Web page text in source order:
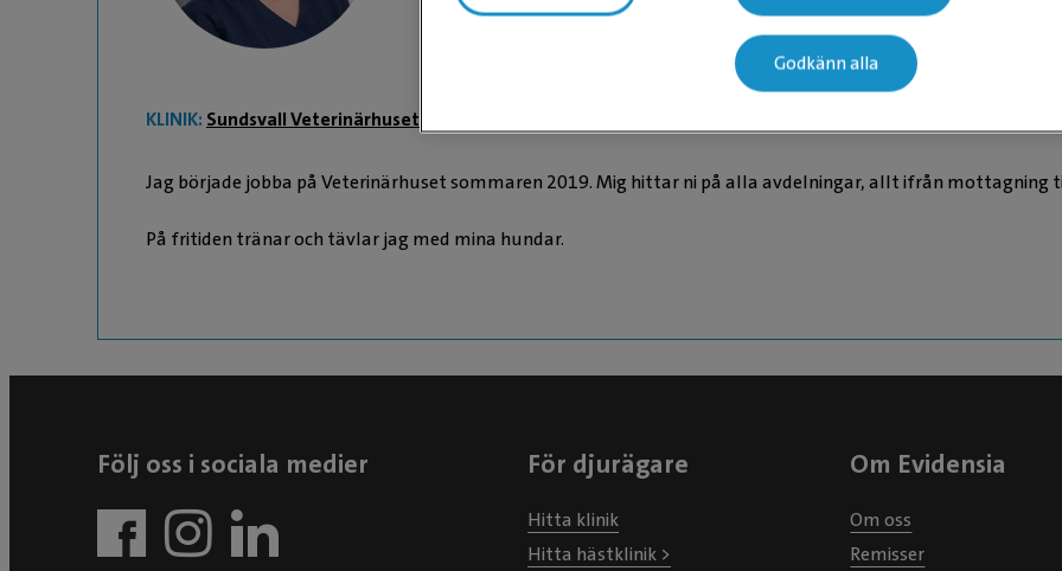
KLINIK: Sundsvall Veterinärhuset
Jag började jobba på Veterinärhuset sommaren 2019. Mig hittar ni på alla avdelningar, allt ifrån
På fritiden tränar och tävlar jag med mina hundar.
Följ oss i sociala medier För djurägare
Hitta klinik
Hitta hästklinik >
Om Evidensia
Om oss
Remisser
Godkänn alla